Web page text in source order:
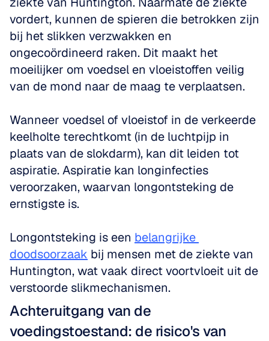
vordert, kunnen de spieren die betrokken zijn
bij het slikken verzwakken en
ongecoördineerd raken. Dit maakt het
moeilijker om voedsel en vloeistoffen veilig
van de mond naar de maag te verplaatsen.
Wanneer voedsel of vloeistof in de verkeerde
keelholte terechtkomt (in de luchtpijp in
plaats van de slokdarm), kan dit leiden tot
aspiratie. Aspiratie kan longinfecties
veroorzaken, waarvan longontsteking de
ernstigste is.
Longontsteking is een belangrijke
doodsoorzaak bij mensen met de ziekte van
Huntington, wat vaak direct voortvloeit uit de
verstoorde slikmechanismen.
Achteruitgang van de
voedingstoestand: de risico's van